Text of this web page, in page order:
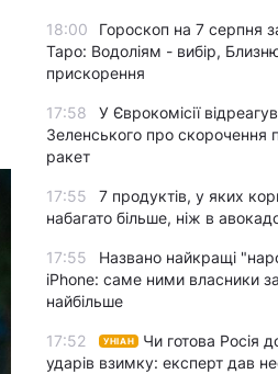
18:00
Гороскоп на 7 серпня
Таро: Водоліям - вибір,
прискорення
17:58
У Єврокомісії
Зеленського про скорочення
ракет
17:55
7 продуктів, у яких
набагато більше, ніж в
17:55
Названо найкращі
iPhone: саме ними власники
найбільше
17:52 УНІАН
Чи готова Росія
ударів взимку: експерт дав